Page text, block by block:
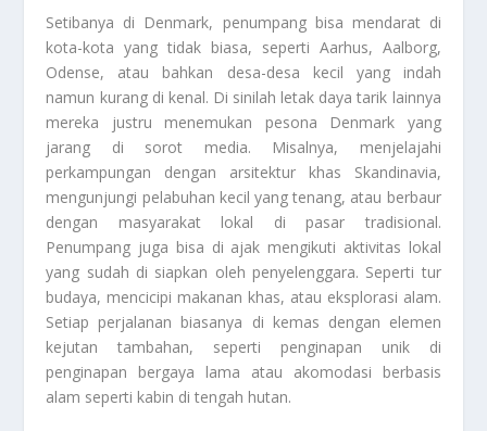
Setibanya di Denmark, penumpang bisa mendarat di
kota-kota yang tidak biasa, seperti Aarhus, Aalborg,
Odense, atau bahkan desa-desa kecil yang indah
namun kurang di kenal. Di sinilah letak daya tarik lainnya
mereka justru menemukan pesona Denmark yang
jarang di sorot media. Misalnya, menjelajahi
perkampungan dengan arsitektur khas Skandinavia,
mengunjungi pelabuhan kecil yang tenang, atau berbaur
dengan masyarakat lokal di pasar tradisional.
Penumpang juga bisa di ajak mengikuti aktivitas lokal
yang sudah di siapkan oleh penyelenggara. Seperti tur
budaya, mencicipi makanan khas, atau eksplorasi alam.
Setiap perjalanan biasanya di kemas dengan elemen
kejutan tambahan, seperti penginapan unik di
penginapan bergaya lama atau akomodasi berbasis
alam seperti kabin di tengah hutan.